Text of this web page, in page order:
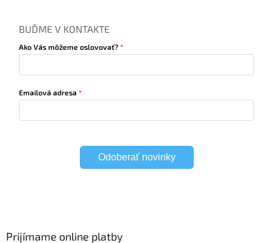
BUĎME V KONTAKTE
Ako Vás môžeme oslovovať?
Emailová adresa
Odoberať novinky
Prijímame online platby